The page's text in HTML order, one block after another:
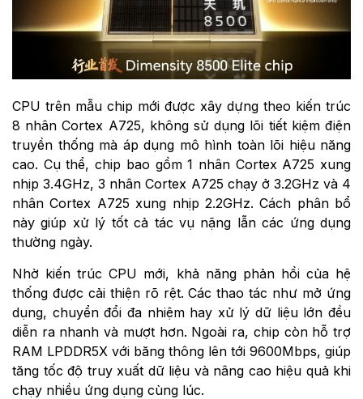
CPU trên mẫu chip mới được xây dựng theo kiến trúc
8 nhân Cortex A725, không sử dụng lõi tiết kiệm điện
truyền thống mà áp dụng mô hình toàn lõi hiệu năng
cao. Cụ thể, chip bao gồm 1 nhân Cortex A725 xung
nhịp 3.4GHz, 3 nhân Cortex A725 chạy ở 3.2GHz và 4
nhân Cortex A725 xung nhịp 2.2GHz. Cách phân bổ
này giúp xử lý tốt cả tác vụ nặng lẫn các ứng dụng
thường ngày.
Nhờ kiến trúc CPU mới, khả năng phản hồi của hệ
thống được cải thiện rõ rệt. Các thao tác như mở ứng
dụng, chuyển đổi đa nhiệm hay xử lý dữ liệu lớn đều
diễn ra nhanh và mượt hơn. Ngoài ra, chip còn hỗ trợ
RAM LPDDR5X với băng thông lên tới 9600Mbps, giúp
tăng tốc độ truy xuất dữ liệu và nâng cao hiệu quả khi
chạy nhiều ứng dụng cùng lúc.